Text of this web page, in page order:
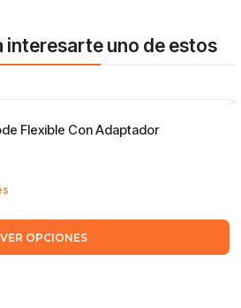
interesarte uno de estos
Flexible Con Adaptador
VER OPCIONES